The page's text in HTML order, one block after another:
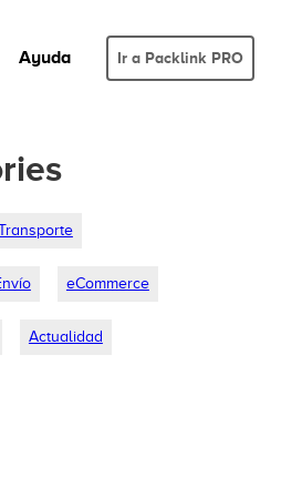
Ayuda Ir a Packlink PRO
eCommerce
Actualidad